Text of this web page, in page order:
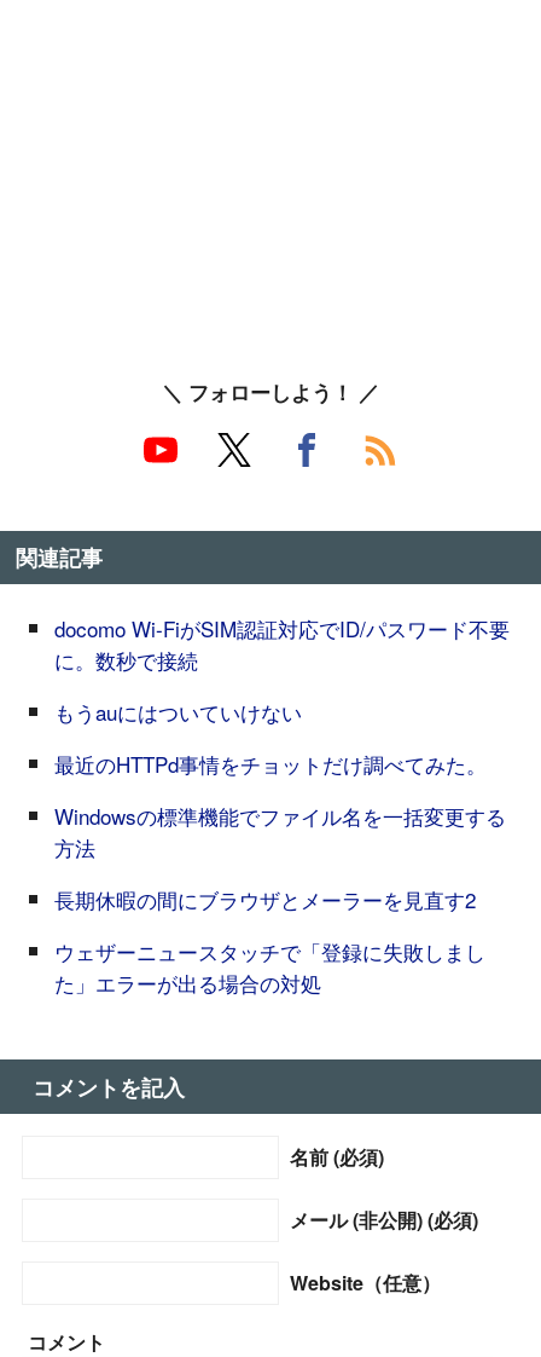
＼ フォローしよう！ ／
関連記事
docomo Wi-FiがSIM認証対応でID/パスワード不要
に。数秒で接続
もうauにはついていけない
最近のHTTPd事情をチョットだけ調べてみた。
Windowsの標準機能でファイル名を一括変更する
方法
長期休暇の間にブラウザとメーラーを見直す2
ウェザーニュースタッチで「登録に失敗しまし
た」エラーが出る場合の対処
コメントを記入
名前 (必須)
メール (非公開) (必須)
Website（任意）
コメント